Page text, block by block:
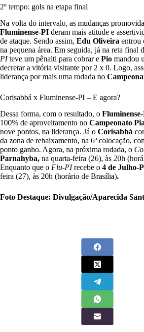
2º tempo: gols na etapa final
Na volta do intervalo, as mudanças
Fluminense-PI deram mais atitude e
de ataque. Sendo assim, Edu Oliveira entrou
na pequena área. Em seguida, já na reta final
PIteve um pênalti para cobrar e Pio mandou
decretar a vitória visitante por 2 x 0. Logo,
liderança por mais uma rodada no
Corisabbá x Fluminense-PI – E agora?
Dessa forma, com o resultado, o
100% de aproveitamento no Campeonato
nove pontos, na liderança. Já o Corisabbá
da zona de rebaixamento, na 6ª colocação,
ponto ganho. Agora, na próxima rodada, o
Parnahyba, na quarta-feira (26), às 20h
Enquanto que o Flu-PIrecebe o 4 de Julho-
feira (27), às 20h (horário de Brasília).
Foto Destaque: Divulgação/Aparecida